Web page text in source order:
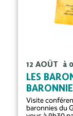
12 AOÛT à
LES
Visite
baronnies du